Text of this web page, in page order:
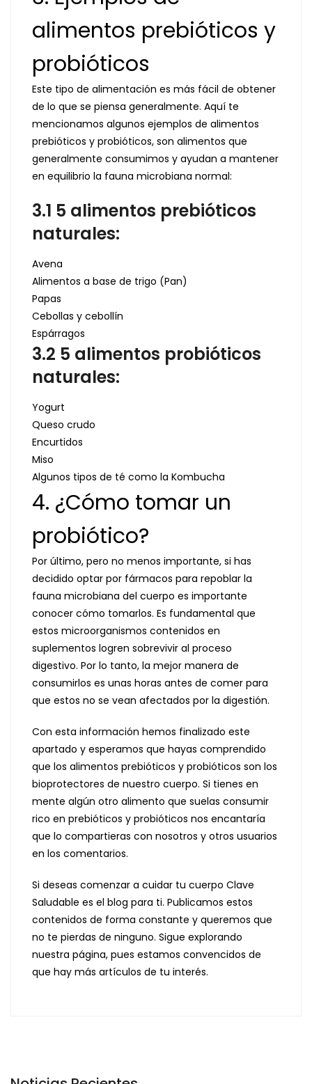
alimentos prebióticos y
probióticos
Este tipo de alimentación es más fácil de obtener
de lo que se piensa generalmente. Aquí te
mencionamos algunos ejemplos de alimentos
prebióticos y probióticos, son alimentos que
generalmente consumimos y ayudan a mantener
en equilibrio la fauna microbiana normal:
3.1 5 alimentos prebióticos
naturales:
Avena
Alimentos a base de trigo (Pan)
Papas
Cebollas y cebollín
Espárragos
3.2 5 alimentos probióticos
naturales:
Yogurt
Queso crudo
Encurtidos
Miso
Algunos tipos de té como la Kombucha
4. ¿Cómo tomar un
probiótico?
Por último, pero no menos importante, si has
decidido optar por fármacos para repoblar la
fauna microbiana del cuerpo es importante
conocer cómo tomarlos. Es fundamental que
estos microorganismos contenidos en
suplementos logren sobrevivir al proceso
digestivo. Por lo tanto, la mejor manera de
consumirlos es unas horas antes de comer para
que estos no se vean afectados por la digestión.
Con esta información hemos finalizado este
apartado y esperamos que hayas comprendido
que los alimentos prebióticos y probióticos son los
bioprotectores de nuestro cuerpo. Si tienes en
mente algún otro alimento que suelas consumir
rico en prebióticos y probióticos nos encantaría
que lo compartieras con nosotros y otros usuarios
en los comentarios.
Si deseas comenzar a cuidar tu cuerpo Clave
Saludable es el blog para ti. Publicamos estos
contenidos de forma constante y queremos que
no te pierdas de ninguno. Sigue explorando
nuestra página, pues estamos convencidos de
que hay más artículos de tu interés.